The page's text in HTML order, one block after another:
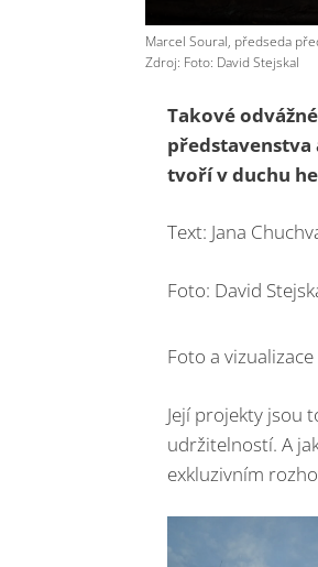
Marcel Soural, předseda
Zdroj: Foto: David Stejskal
Takové
představenstva
tvoří v duchu
Text: Jana
Foto: David
Foto a
Její projekty jsou
udržitelností. A
exkluzivním